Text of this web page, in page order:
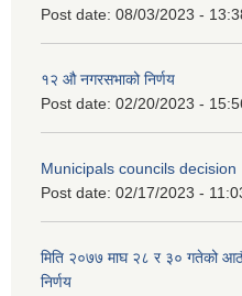
Post date: 08/03/2023 -
१२ औ नगरसभाको निर्णय
Post date: 02/20/2023 -
Municipals councils decision
Post date: 02/17/2023 -
मिति २०७७ माघ २८ र ३० गतेको
निर्णय